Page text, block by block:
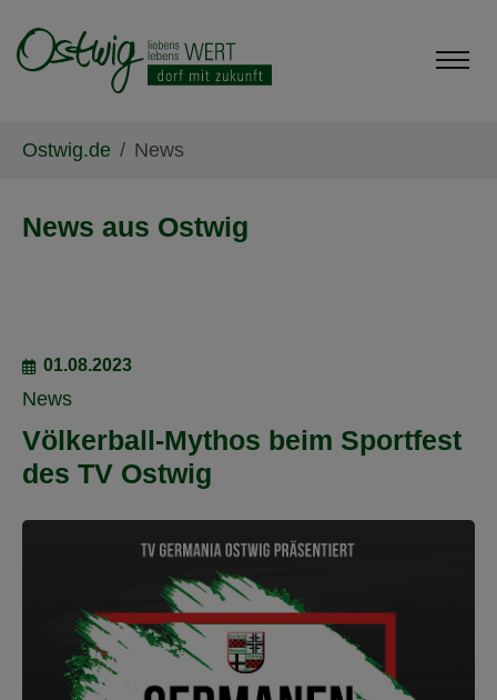
Ostwig.de News
News aus Ostwig
01.08.2023
News
Völkerball-Mythos beim Sportfest
des TV Ostwig